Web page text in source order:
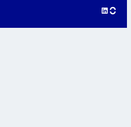
LinkedIn